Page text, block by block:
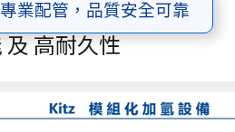
專業配管，品質安全可靠
高耐久性